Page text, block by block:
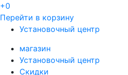
+0
Перейти в корзину
Установочный центр
магазин
Установочный центр
Скидки